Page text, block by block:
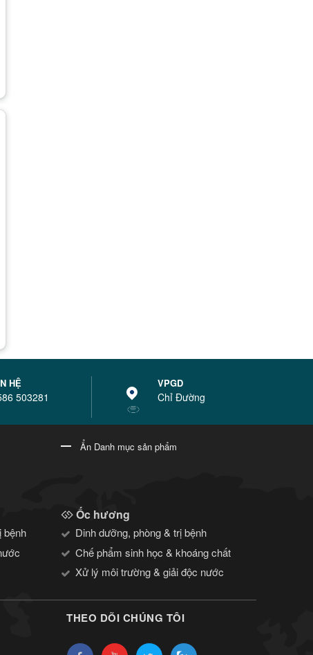
HỆ
503281
VPGD
Chỉ Đường
Ẩn Danh mục sản phẩm
bệnh
Ốc hương
Dinh dưỡng, phòng & trị bệnh
Chế phẩm sinh học & khoáng chất
Xử lý môi trường & giải độc nước
THEO DÕI CHÚNG TÔI